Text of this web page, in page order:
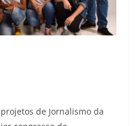
de Jornalismo da